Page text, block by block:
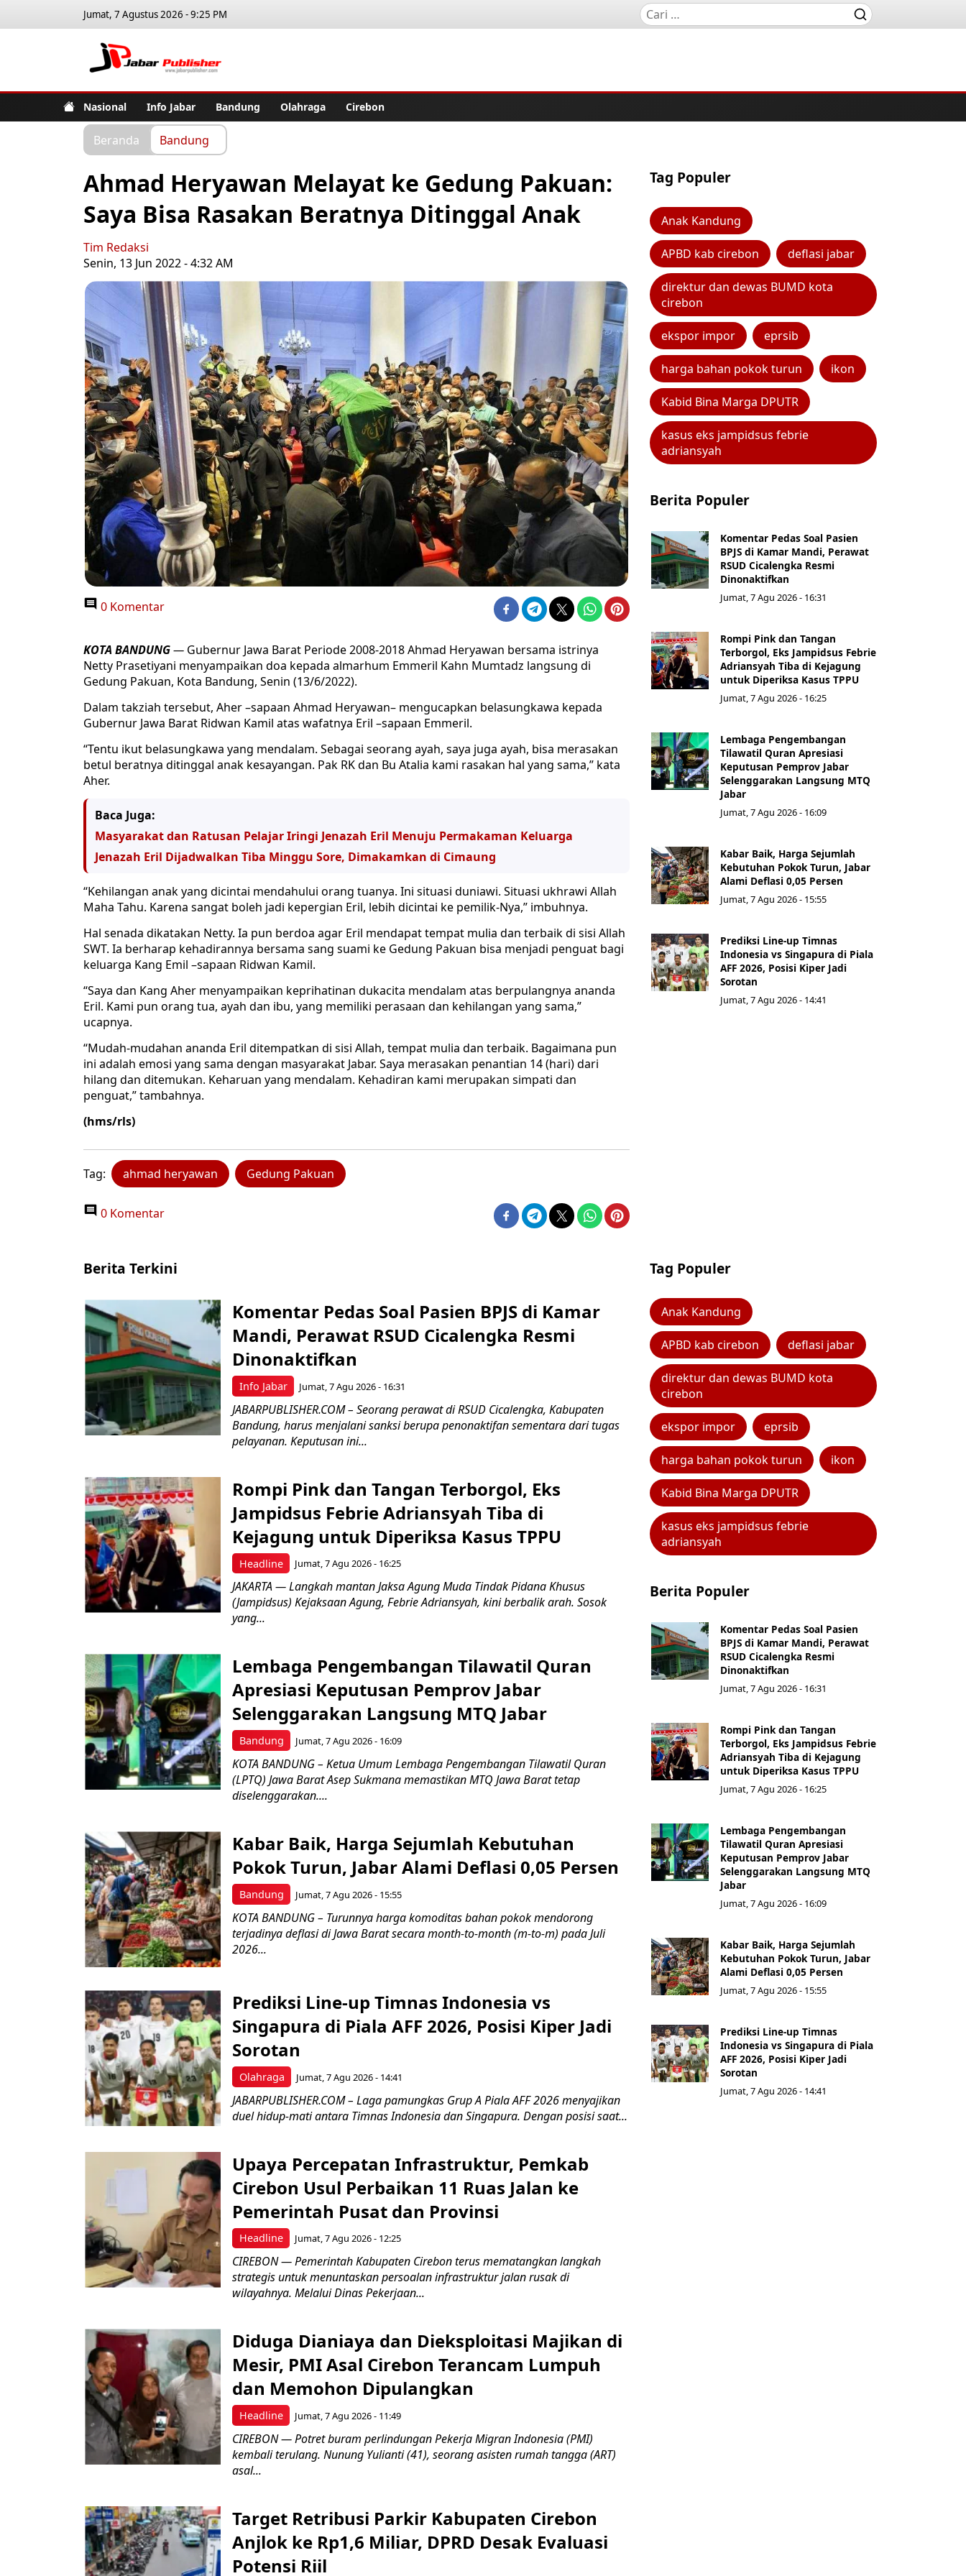
Jumat, 7 Agustus 2026 - 9:25 PM
Nasional Info Jabar Bandung Olahraga Cirebon
Beranda Bandung
Ahmad Heryawan Melayat ke Gedung Pakuan:
Saya Bisa Rasakan Beratnya Ditinggal Anak
Tim Redaksi
Senin, 13 Jun 2022 - 4:32 AM
0 Komentar
KOTA BANDUNG— Gubernur Jawa Barat Periode 2008-2018 Ahmad Heryawan bersama istrinya
Netty Prasetiyani menyampaikan doa kepada almarhum Emmeril Kahn Mumtadz langsung di
Gedung Pakuan, Kota Bandung, Senin (13/6/2022).
Dalam takziah tersebut, Aher –sapaan Ahmad Heryawan– mengucapkan belasungkawa kepada
Gubernur Jawa Barat Ridwan Kamil atas wafatnya Eril –sapaan Emmeril.
“Tentu ikut belasungkawa yang mendalam. Sebagai seorang ayah, saya juga ayah, bisa merasakan
betul beratnya ditinggal anak kesayangan. Pak RK dan Bu Atalia kami rasakan hal yang sama,” kata
Aher.
Baca Juga:
Masyarakat dan Ratusan Pelajar Iringi Jenazah Eril Menuju Permakaman Keluarga
Jenazah Eril Dijadwalkan Tiba Minggu Sore, Dimakamkan di Cimaung
“Kehilangan anak yang dicintai mendahului orang tuanya. Ini situasi duniawi. Situasi ukhrawi Allah
Maha Tahu. Karena sangat boleh jadi kepergian Eril, lebih dicintai ke pemilik-Nya,” imbuhnya.
Hal senada dikatakan Netty. Ia pun berdoa agar Eril mendapat tempat mulia dan terbaik di sisi Allah
SWT. Ia berharap kehadirannya bersama sang suami ke Gedung Pakuan bisa menjadi penguat bagi
keluarga Kang Emil –sapaan Ridwan Kamil.
“Saya dan Kang Aher menyampaikan keprihatinan dukacita mendalam atas berpulangnya ananda
Eril. Kami pun orang tua, ayah dan ibu, yang memiliki perasaan dan kehilangan yang sama,”
ucapnya.
“Mudah-mudahan ananda Eril ditempatkan di sisi Allah, tempat mulia dan terbaik. Bagaimana pun
ini adalah emosi yang sama dengan masyarakat Jabar. Saya merasakan penantian 14 (hari) dari
hilang dan ditemukan. Keharuan yang mendalam. Kehadiran kami merupakan simpati dan
penguat,” tambahnya.
(hms/rls)
Tag: ahmad heryawan Gedung Pakuan
0 Komentar
Tag Populer
Anak Kandung
APBD kab cirebon deflasi jabar
direktur dan dewas BUMD kota
cirebon
ekspor impor eprsib
harga bahan pokok turun ikon
Kabid Bina Marga DPUTR
kasus eks jampidsus febrie
adriansyah
Berita Populer
Komentar Pedas Soal Pasien
BPJS di Kamar Mandi, Perawat
RSUD Cicalengka Resmi
Dinonaktifkan
Jumat, 7 Agu 2026 - 16:31
Rompi Pink dan Tangan
Terborgol, Eks Jampidsus Febrie
Adriansyah Tiba di Kejagung
untuk Diperiksa Kasus TPPU
Jumat, 7 Agu 2026 - 16:25
Lembaga Pengembangan
Tilawatil Quran Apresiasi
Keputusan Pemprov Jabar
Selenggarakan Langsung MTQ
Jabar
Jumat, 7 Agu 2026 - 16:09
Kabar Baik, Harga Sejumlah
Kebutuhan Pokok Turun, Jabar
Alami Deflasi 0,05 Persen
Jumat, 7 Agu 2026 - 15:55
Prediksi Line-up Timnas
Indonesia vs Singapura di Piala
AFF 2026, Posisi Kiper Jadi
Sorotan
Jumat, 7 Agu 2026 - 14:41
Berita Terkini
Info Jabar
Komentar Pedas Soal Pasien BPJS di Kamar
Mandi, Perawat RSUD Cicalengka Resmi
Dinonaktifkan
Jumat, 7 Agu 2026 - 16:31
JABARPUBLISHER.COM – Seorang perawat di RSUD Cicalengka, Kabupaten
Bandung, harus menjalani sanksi berupa penonaktifan sementara dari tugas
pelayanan. Keputusan ini...
Headline
Rompi Pink dan Tangan Terborgol, Eks
Jampidsus Febrie Adriansyah Tiba di
Kejagung untuk Diperiksa Kasus TPPU
Jumat, 7 Agu 2026 - 16:25
JAKARTA — Langkah mantan Jaksa Agung Muda Tindak Pidana Khusus
(Jampidsus) Kejaksaan Agung, Febrie Adriansyah, kini berbalik arah. Sosok
yang...
Bandung
Lembaga Pengembangan Tilawatil Quran
Apresiasi Keputusan Pemprov Jabar
Selenggarakan Langsung MTQ Jabar
Jumat, 7 Agu 2026 - 16:09
KOTA BANDUNG – Ketua Umum Lembaga Pengembangan Tilawatil Quran
(LPTQ) Jawa Barat Asep Sukmana memastikan MTQ Jawa Barat tetap
diselenggarakan....
Bandung
Kabar Baik, Harga Sejumlah Kebutuhan
Pokok Turun, Jabar Alami Deflasi 0,05 Persen
Jumat, 7 Agu 2026 - 15:55
KOTA BANDUNG – Turunnya harga komoditas bahan pokok mendorong
terjadinya deflasi di Jawa Barat secara month-to-month (m-to-m) pada Juli
2026...
Olahraga
Prediksi Line-up Timnas Indonesia vs
Singapura di Piala AFF 2026, Posisi Kiper Jadi
Sorotan
Jumat, 7 Agu 2026 - 14:41
JABARPUBLISHER.COM – Laga pamungkas Grup A Piala AFF 2026 menyajikan
duel hidup-mati antara Timnas Indonesia dan Singapura. Dengan posisi saat...
Headline
Upaya Percepatan Infrastruktur, Pemkab
Cirebon Usul Perbaikan 11 Ruas Jalan ke
Pemerintah Pusat dan Provinsi
Jumat, 7 Agu 2026 - 12:25
CIREBON — Pemerintah Kabupaten Cirebon terus mematangkan langkah
strategis untuk menuntaskan persoalan infrastruktur jalan rusak di
wilayahnya. Melalui Dinas Pekerjaan...
Headline
Diduga Dianiaya dan Dieksploitasi Majikan di
Mesir, PMI Asal Cirebon Terancam Lumpuh
dan Memohon Dipulangkan
Jumat, 7 Agu 2026 - 11:49
CIREBON — Potret buram perlindungan Pekerja Migran Indonesia (PMI)
kembali terulang. Nunung Yulianti (41), seorang asisten rumah tangga (ART)
asal...
Target Retribusi Parkir Kabupaten Cirebon
Anjlok ke Rp1,6 Miliar, DPRD Desak Evaluasi
Potensi Riil
Tag Populer
Anak Kandung
APBD kab cirebon deflasi jabar
direktur dan dewas BUMD kota
cirebon
ekspor impor eprsib
harga bahan pokok turun ikon
Kabid Bina Marga DPUTR
kasus eks jampidsus febrie
adriansyah
Berita Populer
Komentar Pedas Soal Pasien
BPJS di Kamar Mandi, Perawat
RSUD Cicalengka Resmi
Dinonaktifkan
Jumat, 7 Agu 2026 - 16:31
Rompi Pink dan Tangan
Terborgol, Eks Jampidsus Febrie
Adriansyah Tiba di Kejagung
untuk Diperiksa Kasus TPPU
Jumat, 7 Agu 2026 - 16:25
Lembaga Pengembangan
Tilawatil Quran Apresiasi
Keputusan Pemprov Jabar
Selenggarakan Langsung MTQ
Jabar
Jumat, 7 Agu 2026 - 16:09
Kabar Baik, Harga Sejumlah
Kebutuhan Pokok Turun, Jabar
Alami Deflasi 0,05 Persen
Jumat, 7 Agu 2026 - 15:55
Prediksi Line-up Timnas
Indonesia vs Singapura di Piala
AFF 2026, Posisi Kiper Jadi
Sorotan
Jumat, 7 Agu 2026 - 14:41